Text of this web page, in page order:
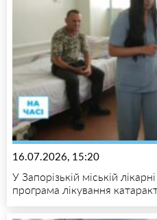
16.07.2026, 15:20
У Запорізькій міській
програма лікування